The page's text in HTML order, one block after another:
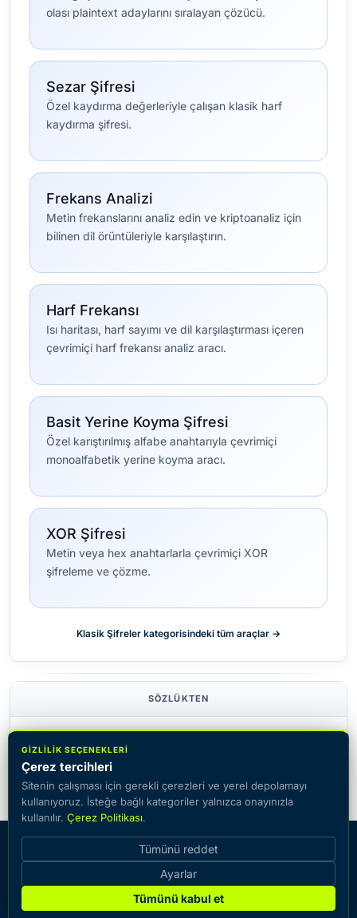
olası plaintext adaylarını sıralayan çözücü.
Sezar Şifresi
Özel kaydırma değerleriyle çalışan klasik harf
kaydırma şifresi.
Frekans Analizi
Metin frekanslarını analiz edin ve kriptoanaliz için
bilinen dil örüntüleriyle karşılaştırın.
Harf Frekansı
Isı haritası, harf sayımı ve dil karşılaştırması içeren
çevrimiçi harf frekansı analiz aracı.
Basit Yerine Koyma Şifresi
Özel karıştırılmış alfabe anahtarıyla çevrimiçi
monoalfabetik yerine koyma aracı.
XOR Şifresi
Metin veya hex anahtarlarla çevrimiçi XOR
şifreleme ve çözme.
Klasik Şifreler kategorisindeki tüm araçlar →
SÖZLÜKTEN
Yerine koyma şifresi
© 2026 CiphersOnline — metni çevrimiçi şifreleme ve şifre
çözme imkânıyla popüler şifreleme sistemlerinin kataloğu.
İletişimSözlükRehberlerÇerez PolitikasıGizlilik PolitikasıHizmet Şartları
Site Haritası
GIZLILIK SEÇENEKLERI
Çerez tercihleri
Sitenin çalışması için gerekli çerezleri ve yerel depolamayı
kullanıyoruz. İsteğe bağlı kategoriler yalnızca onayınızla
kullanılır. Çerez Politikası.
Tümünü reddet
Ayarlar
Tümünü kabul et